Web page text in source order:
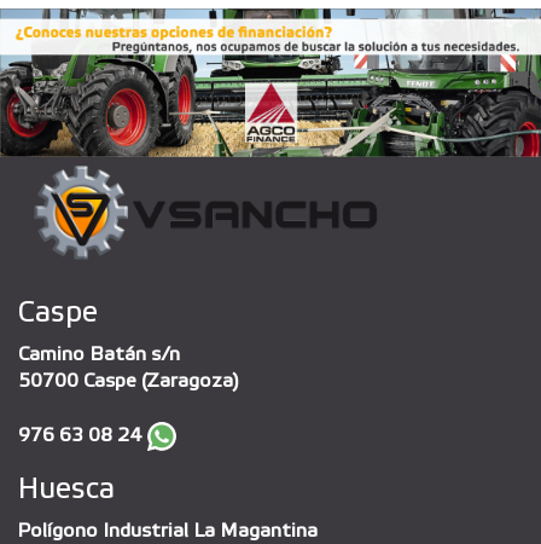
Caspe
Camino Batán s/n
50700 Caspe (Zaragoza)
976 63 08 24
Huesca
Polígono Industrial La Magantina